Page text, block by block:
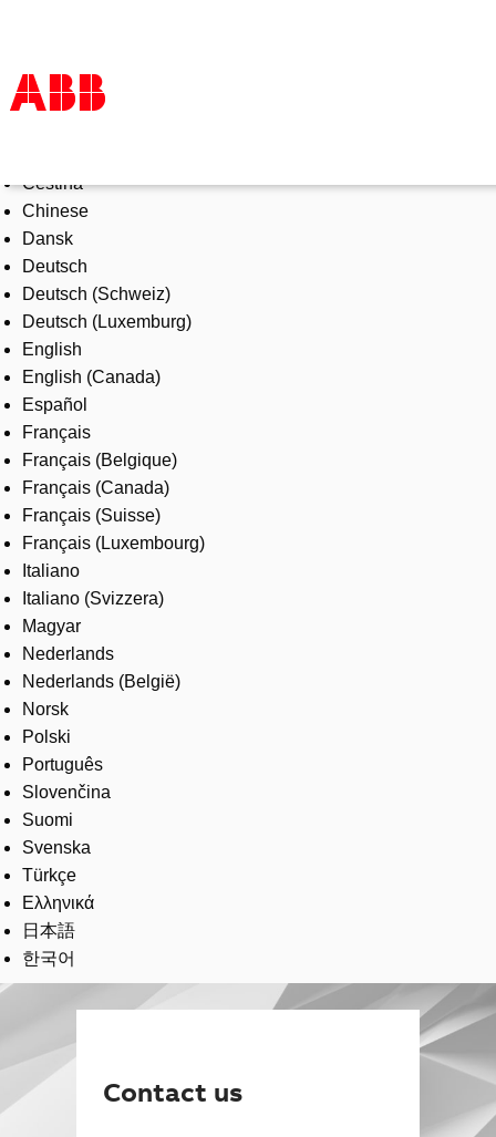
Products & Solutions
Industries
Services
About us
Where to buy
Contact us
Careers
Čeština
Chinese
Dansk
Deutsch
Deutsch (Schweiz)
Deutsch (Luxemburg)
English
English (Canada)
Español
Français
Français (Belgique)
Français (Canada)
Français (Suisse)
Français (Luxembourg)
Italiano
Italiano (Svizzera)
Magyar
Nederlands
Nederlands (België)
Norsk
Polski
Português
Slovenčina
Suomi
Svenska
Türkçe
Ελληνικά
日本語
한국어
Contact us